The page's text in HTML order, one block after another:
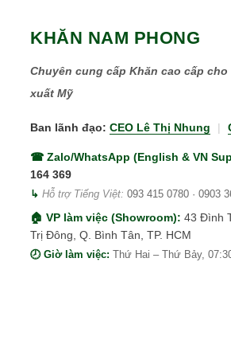
KHĂN NAM PHONG
Chuyên cung cấp Khăn cao cấp cho
xuất Mỹ
Ban lãnh đạo: CEO Lê Thị Nhung |
☎ Zalo/WhatsApp (English & VN
164 369
↳ Hỗ trợ Tiếng Việt: 093 415 0780 · 0903
🏠 VP làm việc (Showroom): 43 Đình
Trị Đông, Q. Bình Tân, TP. HCM
🕗 Giờ làm việc: Thứ Hai – Thứ Bảy,